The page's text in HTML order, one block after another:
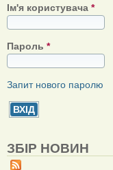
Ім'я користувача *
Пароль *
Запит нового паролю
ЗБІР НОВИН